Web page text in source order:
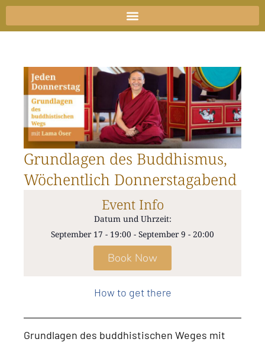
Zum
Inhalt
Grundlagen des Buddhismus,
Wöchentlich Donnerstagabend
Event Info
Datum und Uhrzeit:
September 17 - 19:00 - September 9 - 20:00
Book Now
How to get there
Grundlagen des buddhistischen Weges mit